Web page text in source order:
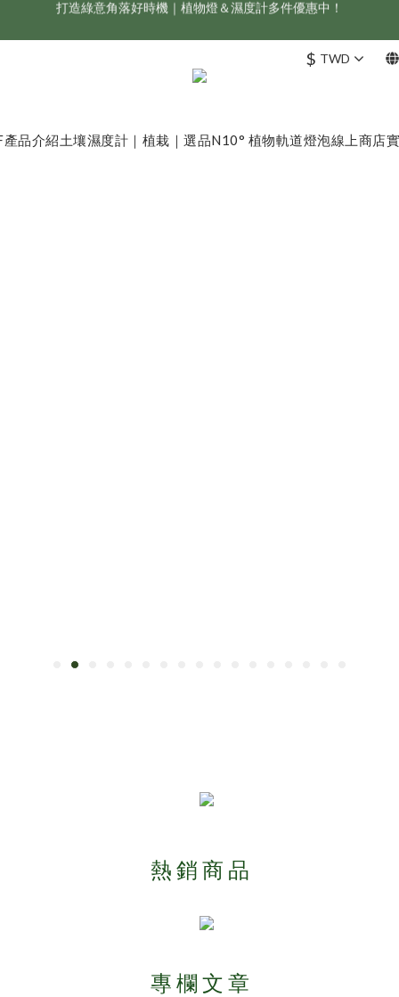
新會員享首購折 $100 優惠，立即點我註冊！！
新會員享首購折 $100 優惠，立即點我註冊！！
$ TWD
產品介紹土壤濕度計｜植栽｜選品N10° 植物軌道燈泡線上商店
熱 銷 商 品
專 欄 文 章